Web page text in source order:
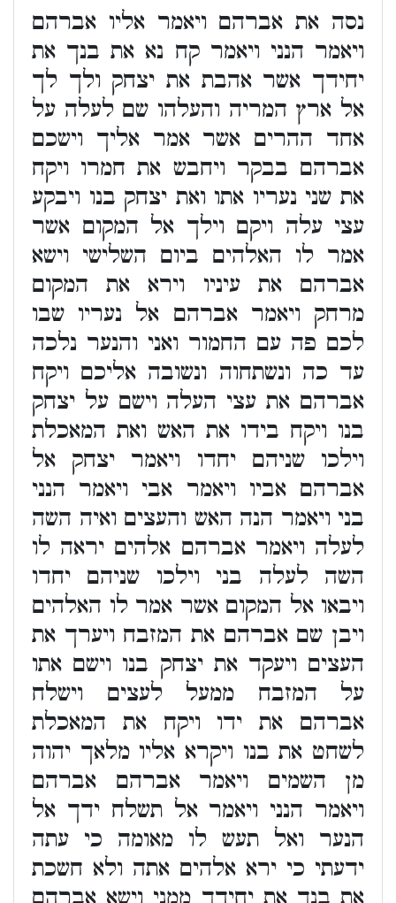
נסה את אברהם ויאמר אליו אברהם
ויאמר הנני ויאמר קח נא את בנך את
יחידך אשר אהבת את יצחק ולך לך
אל ארץ המריה והעלהו שם לעלה על
אחד ההרים אשר אמר אליך וישכם
אברהם בבקר ויחבש את חמרו ויקח
את שני נעריו אתו ואת יצחק בנו ויבקע
עצי עלה ויקם וילך אל המקום אשר
אמר לו האלהים ביום השלישי וישא
אברהם את עיניו וירא את המקום
מרחק ויאמר אברהם אל נעריו שבו
לכם פה עם החמור ואני והנער נלכה
עד כה ונשתחוה ונשובה אליכם ויקח
אברהם את עצי העלה וישם על יצחק
בנו ויקח בידו את האש ואת המאכלת
וילכו שניהם יחדו ויאמר יצחק אל
אברהם אביו ויאמר אבי ויאמר הנני
בני ויאמר הנה האש והעצים ואיה השה
לעלה ויאמר אברהם אלהים יראה לו
השה לעלה בני וילכו שניהם יחדו
ויבאו אל המקום אשר אמר לו האלהים
ויבן שם אברהם את המזבח ויערך את
העצים ויעקד את יצחק בנו וישם אתו
על המזבח ממעל לעצים וישלח
אברהם את ידו ויקח את המאכלת
לשחט את בנו ויקרא אליו מלאך יהוה
מן השמים ויאמר אברהם אברהם
ויאמר הנני ויאמר אל תשלח ידך אל
הנער ואל תעש לו מאומה כי עתה
ידעתי כי ירא אלהים אתה ולא חשכת